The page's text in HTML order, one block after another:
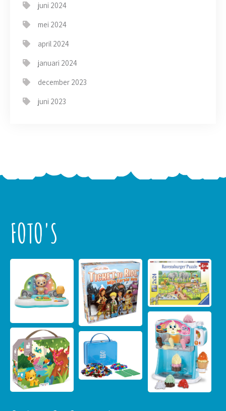
juni 2024
mei 2024
april 2024
januari 2024
december 2023
juni 2023
FOTO'S